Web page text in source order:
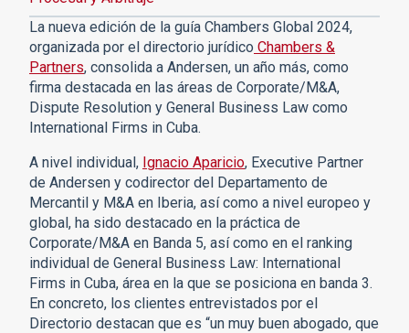
La nueva edición de la guía Chambers Global 2024,
organizada por el directorio jurídico Chambers &
Partners, consolida a Andersen, un año más, como
firma destacada en las áreas de Corporate/M&A,
Dispute Resolution y General Business Law como
International Firms in Cuba.
A nivel individual, Ignacio Aparicio, Executive Partner
de Andersen y codirector del Departamento de
Mercantil y M&A en Iberia, así como a nivel europeo y
global, ha sido destacado en la práctica de
Corporate/M&A en Banda 5, así como en el ranking
individual de General Business Law: International
Firms in Cuba, área en la que se posiciona en banda 3.
En concreto, los clientes entrevistados por el
Directorio destacan que es “un muy buen abogado, que